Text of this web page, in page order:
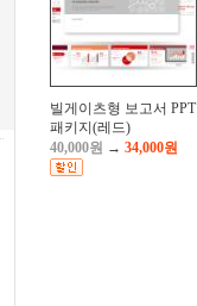
빌게이츠형 보고서 PPT
패키지(레드)
40,000원 → 34,000원